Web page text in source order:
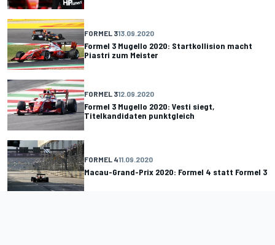
FORMEL 313.09.2020
Formel 3 Mugello 2020: Startkollision macht
Piastri zum Meister
FORMEL 312.09.2020
Formel 3 Mugello 2020: Vesti siegt,
Titelkandidaten punktgleich
FORMEL 411.09.2020
Macau-Grand-Prix 2020: Formel 4 statt Formel 3